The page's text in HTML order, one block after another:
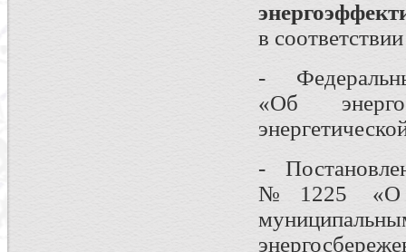
в
-
«Об
-
№1225 «О